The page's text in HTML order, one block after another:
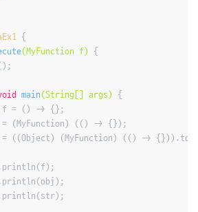
{
(MyFunction f) {
main(String[] args) {
= () -> {};
(MyFunction) (() -> {});
((Object) (MyFunction) (() ->